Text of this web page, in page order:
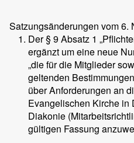
Satzungsänderungen vom 6.
Der § 9 Absatz 1
ergänzt um eine neue
„die für die Mitglieder
geltenden
über Anforderungen an
Evangelischen Kirche in
Diakonie
gültigen Fassung